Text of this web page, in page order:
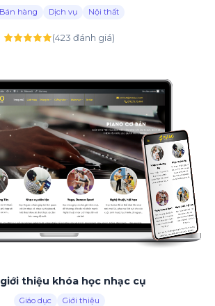
Bán hàng Dịch vụ Nội thất
(423 đánh giá)
thiệu khóa học nhạc cụ
Giáo dục Giới thiệu